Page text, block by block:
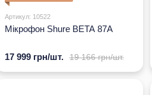
Артикул: 10522
Мікрофон Shure BETA 87A
19 166 грн/шт.
17 999 грн/шт.